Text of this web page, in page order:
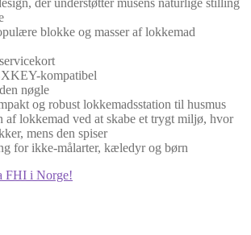
blokke og masser af lokkemad
kompatibel
nøgle
og robust lokkemadsstation til husmus
af lokkemad ved at skabe et trygt miljø, hvor
mens den spiser
for ikke-målarter, kæledyr og børn
FHI i Norge!